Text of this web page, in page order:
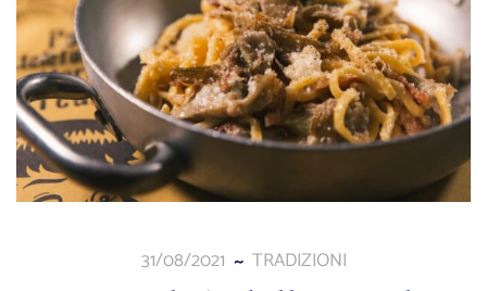
31/08/2021 TRADIZIONI